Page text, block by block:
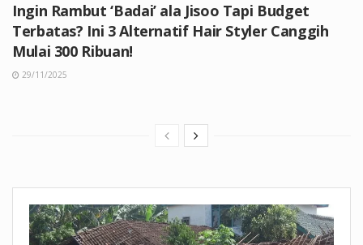
Ingin Rambut ‘Badai’ ala Jisoo Tapi Budget
Terbatas? Ini 3 Alternatif Hair Styler Canggih
Mulai 300 Ribuan!
29/11/2025